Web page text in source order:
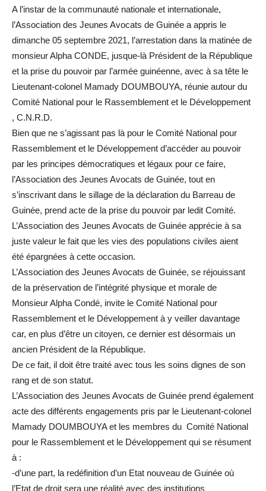
A l’instar de la communauté nationale et internationale,
l’Association des Jeunes Avocats de Guinée a appris le
dimanche 05 septembre 2021, l’arrestation dans la matinée de
monsieur Alpha CONDE, jusque-là Président de la République
et la prise du pouvoir par l’armée guinéenne, avec à sa tête le
Lieutenant-colonel Mamady DOUMBOUYA, réunie autour du
Comité National pour le Rassemblement et le Développement
, C.N.R.D.
Bien que ne s’agissant pas là pour le Comité National pour
Rassemblement et le Développement d’accéder au pouvoir
par les principes démocratiques et légaux pour ce faire,
l’Association des Jeunes Avocats de Guinée, tout en
s’inscrivant dans le sillage de la déclaration du Barreau de
Guinée, prend acte de la prise du pouvoir par ledit Comité.
L’Association des Jeunes Avocats de Guinée apprécie à sa
juste valeur le fait que les vies des populations civiles aient
été épargnées à cette occasion.
L’Association des Jeunes Avocats de Guinée, se réjouissant
de la préservation de l’intégrité physique et morale de
Monsieur Alpha Condé, invite le Comité National pour
Rassemblement et le Développement à y veiller davantage
car, en plus d’être un citoyen, ce dernier est désormais un
ancien Président de la République.
De ce fait, il doit être traité avec tous les soins dignes de son
rang et de son statut.
L’Association des Jeunes Avocats de Guinée prend également
acte des différents engagements pris par le Lieutenant-colonel
Mamady DOUMBOUYA et les membres du Comité National
pour le Rassemblement et le Développement qui se résument
à :
-d’une part, la redéfinition d’un Etat nouveau de Guinée où
l’Etat de droit sera une réalité avec des institutions